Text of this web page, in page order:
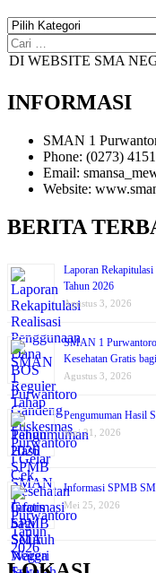
KATEGORI
Cari
untuk:
SMA
INFORMASI
SMAN 1
Phone: (0273)
Email:
Website:
BERITA
Laporan Rekapitulasi
Tahun 2026
Agustus 3, 2026
SMAN 1
Kesehatan Gratis
Agustus 3, 2026
Pengumuman Hasil
Juni 21, 2026
Informasi SPMB
Mei 25, 2026